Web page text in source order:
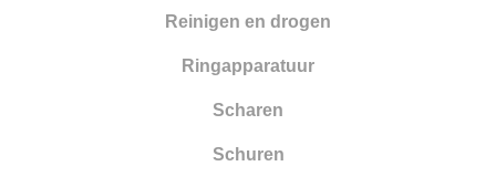
Reinigen en drogen
Ringapparatuur
Scharen
Schuren